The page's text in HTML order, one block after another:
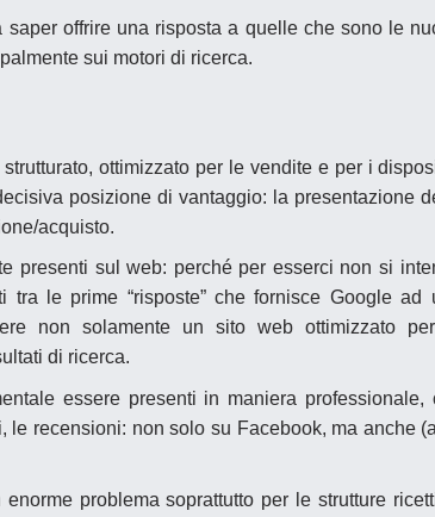
offrire una risposta a quelle che sono le
sui motori di ricerca.
ottimizzato per le vendite e per i
posizione di vantaggio: la presentazione
acquisto.
presenti sul web: perché per esserci non si
le prime “risposte” che fornisce Google ad
non solamente un sito web ottimizzato
di ricerca.
essere presenti in maniera professionale,
recensioni: non solo su Facebook, ma anche
enorme problema soprattutto per le strutture